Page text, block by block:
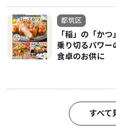
都筑区
「稲」の「か
乗り切るパワ
食卓のお供に
すべて